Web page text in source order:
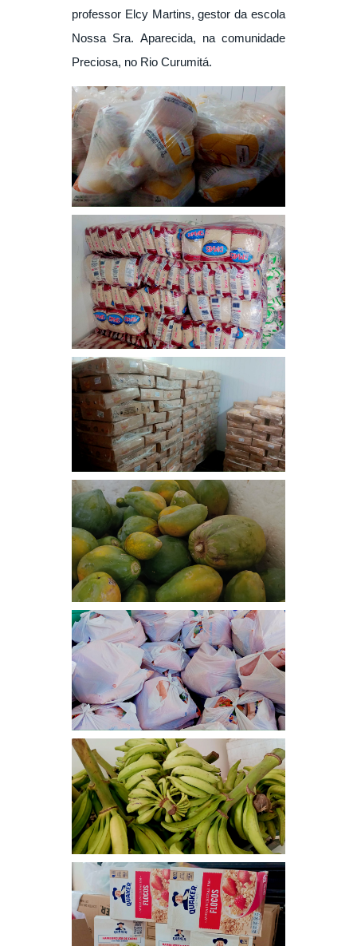
professor Elcy Martins, gestor da escola
Nossa Sra. Aparecida, na comunidade
Preciosa, no Rio Curumitá.